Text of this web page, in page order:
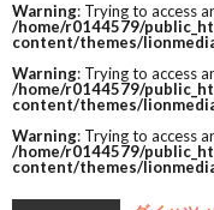
Warning: Trying to access
/home/r0144579/
content/themes/
Warning: Trying to access
/home/r0144579/
content/themes/
Warning: Trying to access
/home/r0144579/
content/themes/